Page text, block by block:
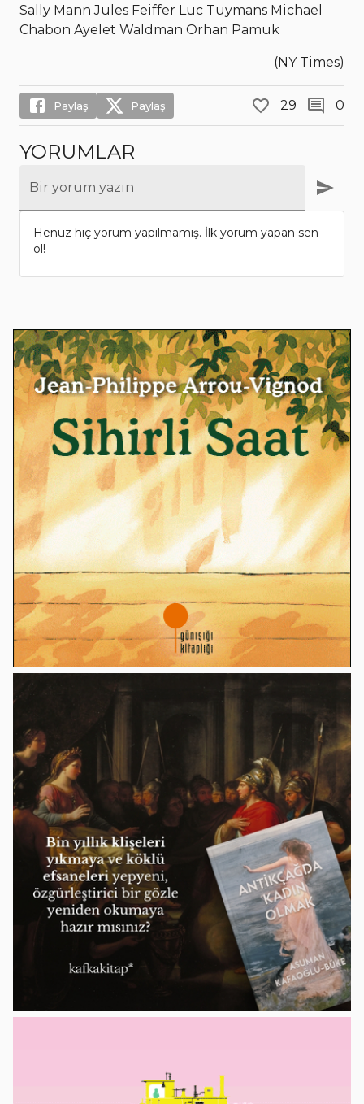
Sally Mann Jules Feiffer Luc Tuymans Michael
Chabon Ayelet Waldman Orhan Pamuk
(NY Times)
Paylaş Paylaş 29 0
YORUMLAR
Bir yorum yazın
Henüz hiç yorum yapılmamış. İlk yorum yapan sen
ol!